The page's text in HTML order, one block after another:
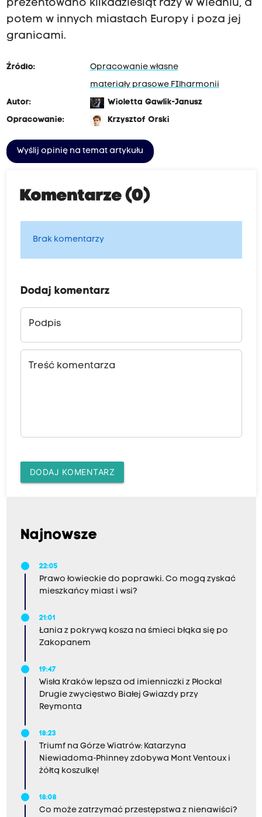
prezentowano kilkadziesiąt razy w Wiedniu, a
potem w innych miastach Europy i poza jej
granicami.
Źródło:
Opracowanie własne
materiały prasowe FIlharmonii
Autor:
Wioletta Gawlik-Janusz
Opracowanie:
Krzysztof Orski
Wyślij opinię na temat artykułu
Komentarze (0)
Brak komentarzy
Dodaj komentarz
Podpis
Treść komentarza
DODAJ KOMENTARZ
Najnowsze
22:05
Prawo łowieckie do poprawki. Co mogą zyskać
mieszkańcy miast i wsi?
21:01
Łania z pokrywą kosza na śmieci błąka się po
Zakopanem
19:47
Wisła Kraków lepsza od imienniczki z Płocka!
Drugie zwycięstwo Białej Gwiazdy przy
Reymonta
18:23
Triumf na Górze Wiatrów: Katarzyna
Niewiadoma-Phinney zdobywa Mont Ventoux i
żółtą koszulkę!
18:08
Co może zatrzymać przestępstwa z nienawiści?